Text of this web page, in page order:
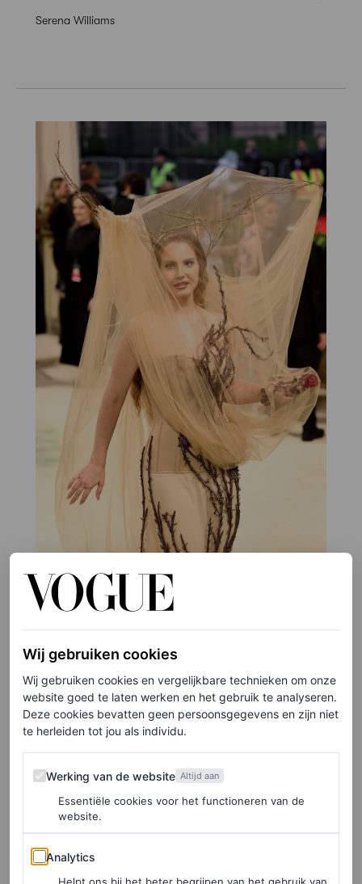
Serena Williams
©GETTY IMAGES
7/20
Wij gebruiken cookies
Wij gebruiken cookies en vergelijkbare technieken om onze
website goed te laten werken en het gebruik te analyseren.
Deze cookies bevatten geen persoonsgegevens en zijn niet
te herleiden tot jou als individu.
Werking van de website
Werking van de website Altijd aan
Essentiële cookies voor het functioneren van de
website.
Analytics
Analytics